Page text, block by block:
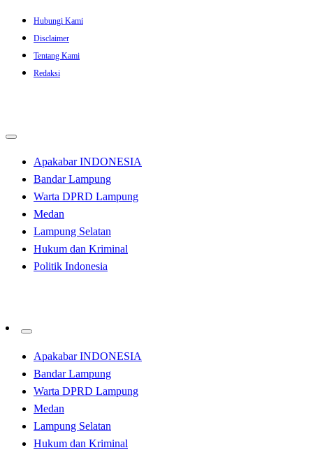
Skip
content
Hubungi Kami
Disclaimer
Tentang Kami
Redaksi
Apakabar INDONESIA
Bandar Lampung
Warta DPRD Lampung
Medan
Lampung Selatan
Hukum dan Kriminal
Politik Indonesia
Apakabar INDONESIA
Bandar Lampung
Warta DPRD Lampung
Medan
Lampung Selatan
Hukum dan Kriminal